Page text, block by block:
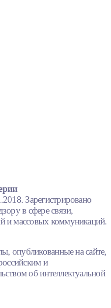
Зарегистрировано
в сфере связи,
и массовых коммуникаций.
опубликованные на сайте,
и
об интеллектуальной